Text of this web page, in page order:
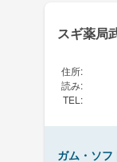
スギ薬局
住所:
読み:
TEL :
ガム・ソ